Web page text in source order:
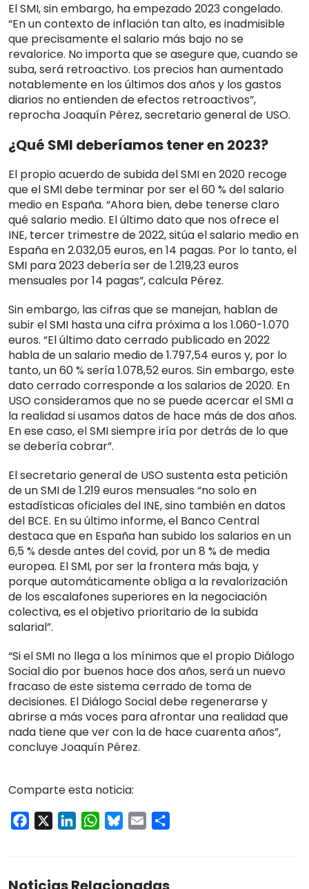
El SMI, sin embargo, ha empezado 2023 congelado.
“En un contexto de inflación tan alto, es inadmisible
que precisamente el salario más bajo no se
revalorice. No importa que se asegure que, cuando se
suba, será retroactivo. Los precios han aumentado
notablemente en los últimos dos años y los gastos
diarios no entienden de efectos retroactivos”,
reprocha Joaquín Pérez, secretario general de USO.
¿Qué SMI deberíamos tener en 2023?
El propio acuerdo de subida del SMI en 2020 recoge
que el SMI debe terminar por ser el 60 % del salario
medio en España. “Ahora bien, debe tenerse claro
qué salario medio. El último dato que nos ofrece el
INE, tercer trimestre de 2022, sitúa el salario medio en
España en 2.032,05 euros, en 14 pagas. Por lo tanto, el
SMI para 2023 debería ser de 1.219,23 euros
mensuales por 14 pagas”, calcula Pérez.
Sin embargo, las cifras que se manejan, hablan de
subir el SMI hasta una cifra próxima a los 1.060-1.070
euros. “El último dato cerrado publicado en 2022
habla de un salario medio de 1.797,54 euros y, por lo
tanto, un 60 % sería 1.078,52 euros. Sin embargo, este
dato cerrado corresponde a los salarios de 2020. En
USO consideramos que no se puede acercar el SMI a
la realidad si usamos datos de hace más de dos años.
En ese caso, el SMI siempre iría por detrás de lo que
se debería cobrar”.
El secretario general de USO sustenta esta petición
de un SMI de 1.219 euros mensuales “no solo en
estadísticas oficiales del INE, sino también en datos
del BCE. En su último informe, el Banco Central
destaca que en España han subido los salarios en un
6,5 % desde antes del covid, por un 8 % de media
europea. El SMI, por ser la frontera más baja, y
porque automáticamente obliga a la revalorización
de los escalafones superiores en la negociación
colectiva, es el objetivo prioritario de la subida
salarial”.
“Si el SMI no llega a los mínimos que el propio Diálogo
Social dio por buenos hace dos años, será un nuevo
fracaso de este sistema cerrado de toma de
decisiones. El Diálogo Social debe regenerarse y
abrirse a más voces para afrontar una realidad que
nada tiene que ver con la de hace cuarenta años”,
concluye Joaquín Pérez.
Comparte esta noticia:
Facebook LinkedInWhatsApp
Bluesky
Email